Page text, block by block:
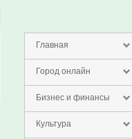
Главная
Город онлайн
Бизнес и финансы
Культура